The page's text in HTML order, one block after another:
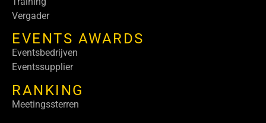
Vergader
EVENTS AWARDS
Eventsbedrijven
Eventssupplier
RANKING
Meetingssterren